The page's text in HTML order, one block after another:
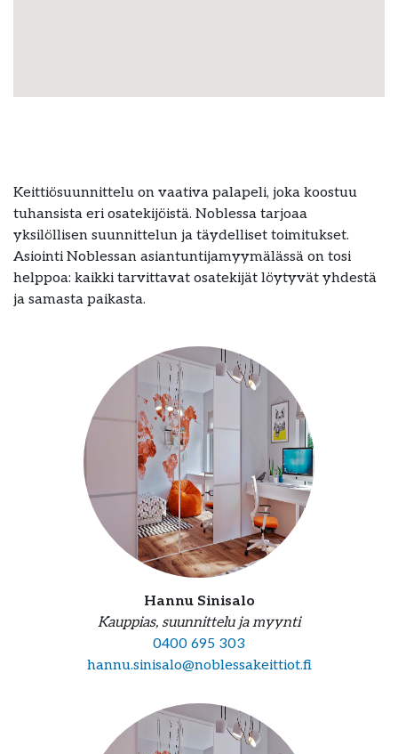
Keittiösuunnittelu on vaativa palapeli, joka koostuu
tuhansista eri osatekijöistä. Noblessa tarjoaa
yksilöllisen suunnittelun ja täydelliset toimitukset.
Asiointi Noblessan asiantuntijamyymälässä on tosi
helppoa: kaikki tarvittavat osatekijät löytyvät yhdestä
ja samasta paikasta.
Hannu Sinisalo
Kauppias, suunnittelu ja myynti
0400 695 303
hannu.sinisalo@noblessakeittiot.fi